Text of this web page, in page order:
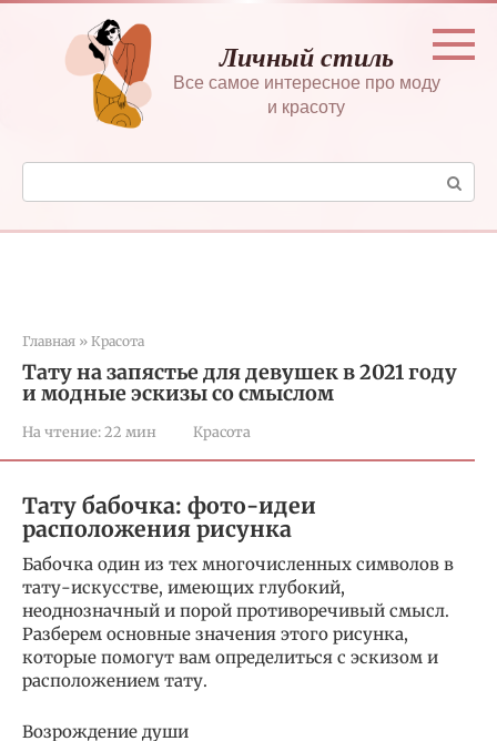
Перейти
контенту
Личный стиль
Все самое интересное про моду
и красоту
Поиск:
Главная » Красота
Тату на запястье для девушек в 2021 году
и модные эскизы со смыслом
На чтение: 22 мин Красота
Тату бабочка: фото-идеи
расположения рисунка
Бабочка один из тех многочисленных символов в
тату-искусстве, имеющих глубокий,
неоднозначный и порой противоречивый смысл.
Разберем основные значения этого рисунка,
которые помогут вам определиться с эскизом и
расположением тату.
Возрождение души